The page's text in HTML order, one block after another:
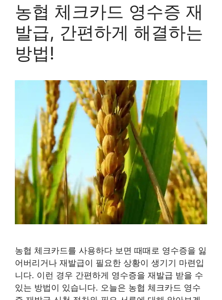
농협 체크카드 영수증 재
발급, 간편하게 해결하는
방법!
농협 체크카드를 사용하다 보면 때때로 영수증을 잃
어버리거나 재발급이 필요한 상황이 생기기 마련입
니다. 이런 경우 간편하게 영수증을 재발급 받을 수
있는 방법이 있습니다. 오늘은 농협 체크카드 영수